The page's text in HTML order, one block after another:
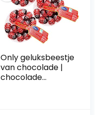
Only geluksbeestje
van chocolade |
chocolade